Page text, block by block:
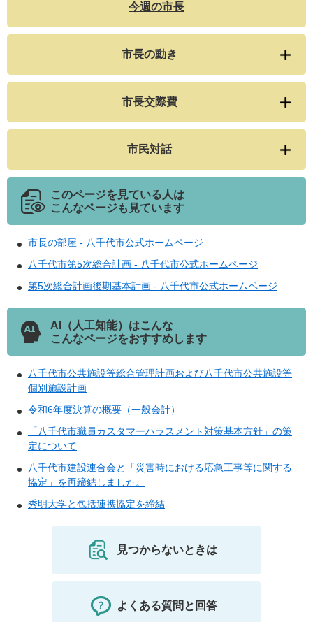
今週の市長
市長の動き
市長交際費
市民対話
このページを見ている人は
こんなページも見ています
市長の部屋 - 八千代市公式ホームページ
八千代市第5次総合計画 - 八千代市公式ホームページ
第5次総合計画後期基本計画 - 八千代市公式ホームページ
AI（人工知能）はこんな
こんなページをおすすめします
八千代市公共施設等総合管理計画および八千代市公共施設等
個別施設計画
令和6年度決算の概要（一般会計）
「八千代市職員カスタマーハラスメント対策基本方針」の策
定について
八千代市建設連合会と「災害時における応急工事等に関する
協定」を再締結しました。
秀明大学と包括連携協定を締結
見つからないときは
よくある質問と回答